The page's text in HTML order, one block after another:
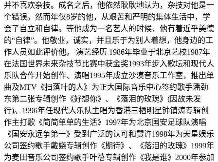
并不喜欢杂技。成名之后，他依然耿耿地认为，杂技对他是一
个错误。然而年仅8岁的他，从艰苦和严明的集体生活中，学
会了自立和自律。等他成为一名艺人的时候，他有着近乎美德
的“自律”。他敬业，诚实，并且乐于为别人着想，他身边的工
作人员如此评价他。 演艺经历 1986年毕业于北京艺校1987年
在法国世界未来杂技节比赛中获金奖1993年步入歌坛和现代人
乐队合作开始创作、演唱1995年成立沙漠音乐工作室，推出单
曲及MTV《扫落叶的人》为正大国际音乐中心签约歌手潘劲
东第二张专辑创作《好想你》、《落泪的玫瑰》(因故未发
行)。1996年任现代人乐队主唱为香港三栖明星钟镇涛专辑创
作主打歌《简简单单的生活》1997年为北京国安足球队演唱
《国安永远争第一》受到广泛的认可和赞许1998年为天星娱乐
公司签约歌手戴娆专辑创作《期待》、《落泪的玫瑰》1999年
为麦田音乐公司签约歌手叶蓓专辑创作《我是谁》2000年参加